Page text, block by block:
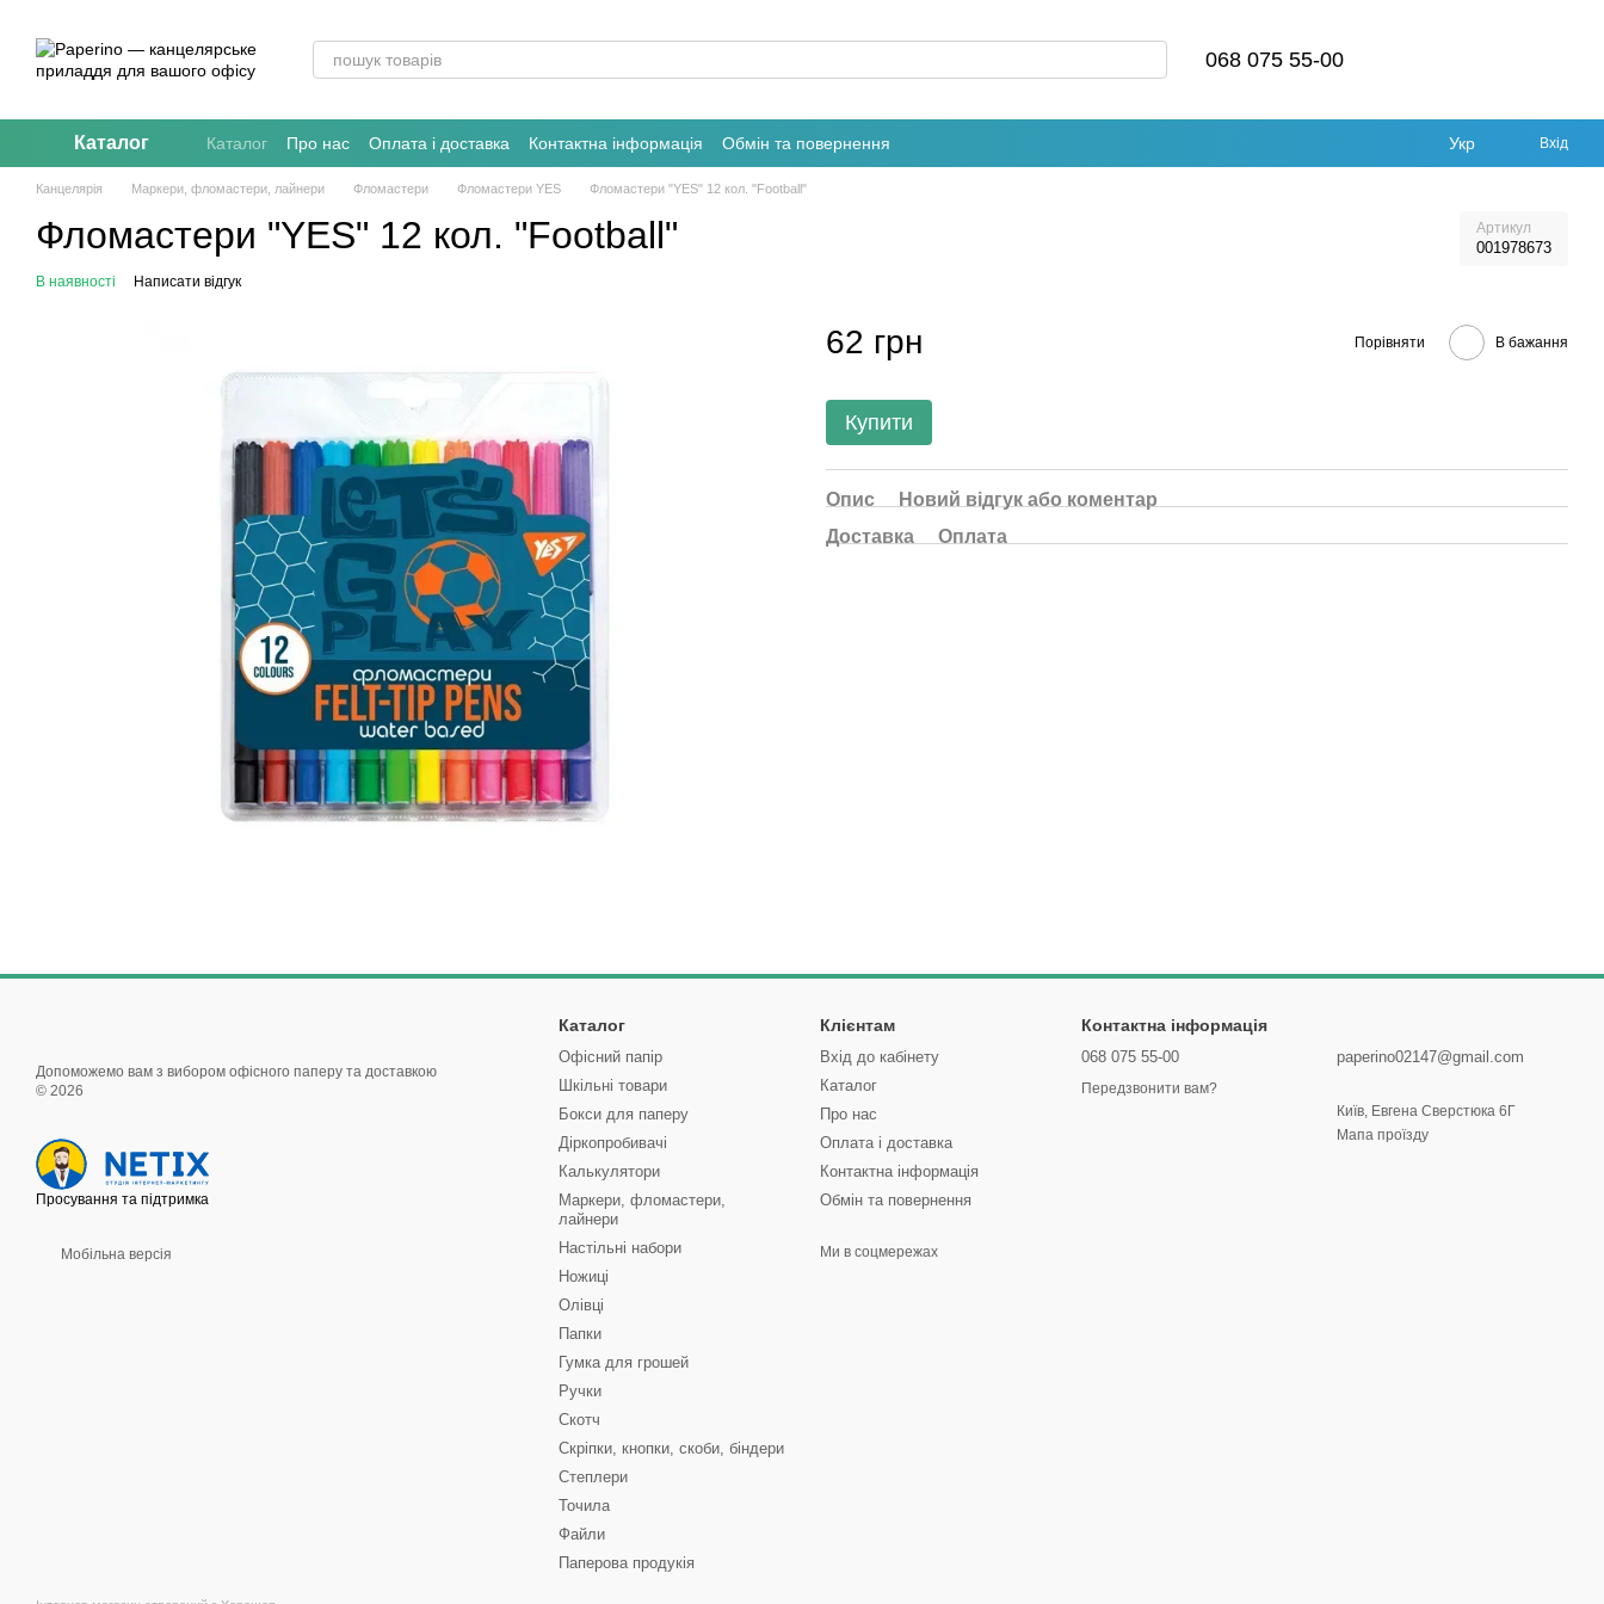
068 075 55-00
Каталог Каталог Про нас Оплата і доставка Контактна інформація Обмін та повернення Укр Вхід
Канцелярія Маркери, фломастери, лайнери Фломастери Фломастери YES Фломастери "YES" 12 кол. "Football"
Фломастери "YES" 12 кол. "Football" Артикул
001978673
В наявності Написати відгук
62 грн Порівняти В бажання
Купити
Опис
Новий відгук або коментар
Доставка
Оплата
Допоможемо вам з вибором офісного паперу та доставкою
© 2026
Просування та підтримка
Мобільна версія
Каталог
Офісний папір
Шкільні товари
Бокси для паперу
Діркопробивачі
Калькулятори
Маркери, фломастери,
лайнери
Настільні набори
Ножиці
Олівці
Папки
Гумка для грошей
Ручки
Скотч
Скріпки, кнопки, скоби, біндери
Степлери
Точила
Файли
Паперова продукія
Клієнтам
Вхід до кабінету
Каталог
Про нас
Оплата і доставка
Контактна інформація
Обмін та повернення
Ми в соцмережах
Контактна інформація
068 075 55-00
Передзвонити вам?
paperino02147@gmail.com
Київ, Евгена Сверстюка 6Г
Мапа проїзду